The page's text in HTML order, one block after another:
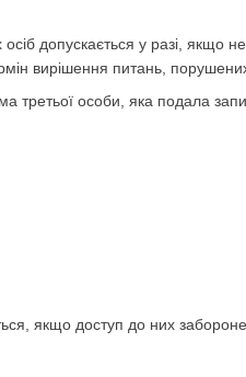
допускається у разі, якщо
вирішення питань,
третьої особи, яка подала
якщо доступ до них